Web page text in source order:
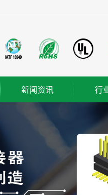
新闻资讯
公司新闻
技术知识
行
成